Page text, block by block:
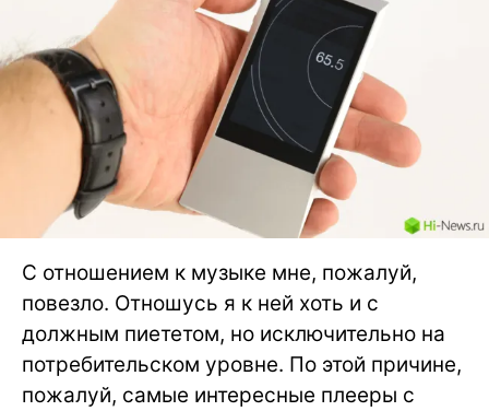
С отношением к музыке мне, пожалуй,
повезло. Отношусь я к ней хоть и с
должным пиететом, но исключительно на
потребительском уровне. По этой причине,
пожалуй, самые интересные плееры с